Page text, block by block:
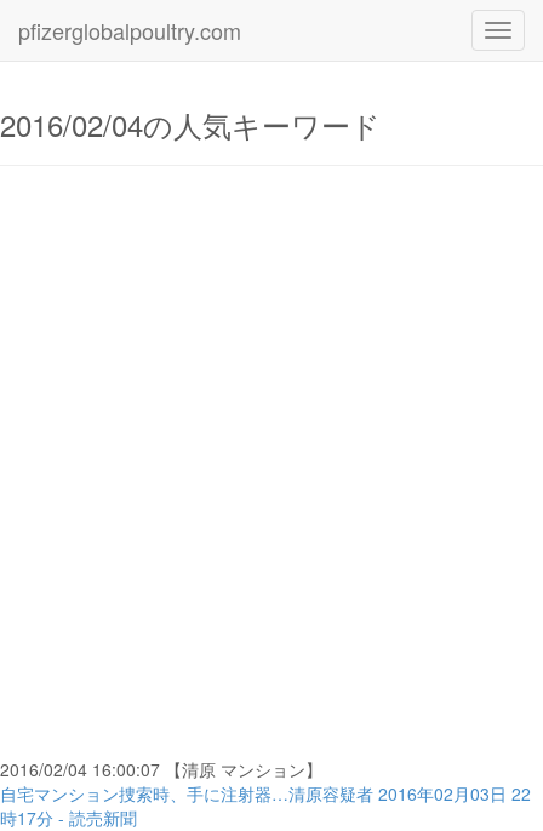
pfizerglobalpoultry.com
2016/02/04の人気キーワード
2016/02/04 16:00:07 【清原 マンション】
自宅マンション捜索時、手に注射器…清原容疑者 2016年02月03日 22
時17分 - 読売新聞